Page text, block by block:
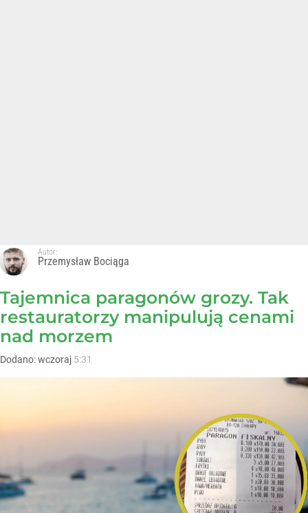
Autor:
Przemysław Bociąga
Tajemnica paragonów grozy. Tak
restauratorzy manipulują cenami
nad morzem
Dodano:wczoraj 5:31